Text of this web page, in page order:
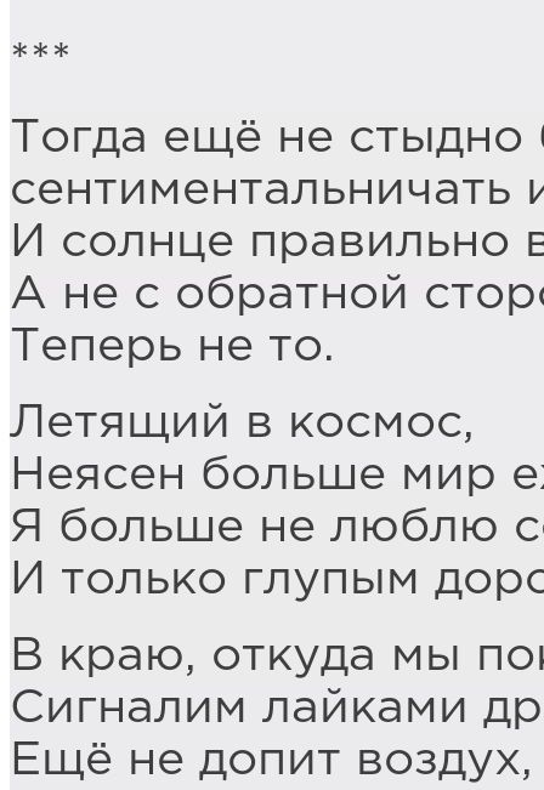
***
Тогда ещё не
сентиментальничать
И солнце правильно
А не с обратной
Теперь не то.
Летящий в космос,
Неясен больше мир
Я больше не люблю
И только глупым
В краю, откуда мы
Сигналим лайками
Ещё не допит